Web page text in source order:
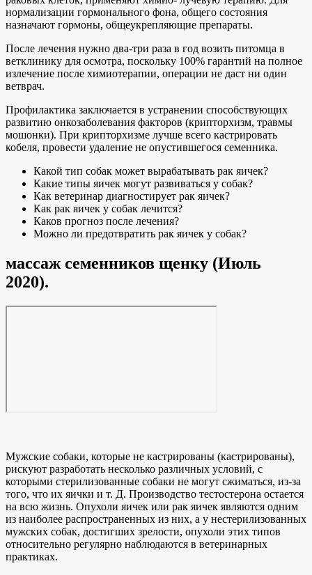
нормализации гормонального фона, общего состояния
назначают гормоны, общеукрепляющие препараты.
После лечения нужно два-три раза в год возить питомца в
ветклинику для осмотра, поскольку 100% гарантий на полное
излечение после химиотерапии, операции не даст ни один
ветврач.
Профилактика заключается в устранении способствующих
развитию онкозаболевания факторов (крипторхизм, травмы
мошонки). При крипторхизме лучше всего кастрировать
кобеля, провести удаление не опустившегося семенника.
Какой тип собак может вырабатывать рак яичек?
Какие типы яичек могут развиваться у собак?
Как ветеринар диагностирует рак яичек?
Как рак яичек у собак лечится?
Каков прогноз после лечения?
Можно ли предотвратить рак яичек у собак?
массаж семенников щенку (Июль
2020).
Мужские собаки, которые не кастрированы (кастрированы),
рискуют разработать несколько различных условий, с
которыми стерилизованные собаки не могут сжиматься, из-за
того, что их яички и т. Д. Производство тестостерона остается
на всю жизнь. Опухоли яичек или рак яичек являются одним
из наиболее распространенных из них, а у нестерилизованных
мужских собак, достигших зрелости, опухоли этих типов
относительно регулярно наблюдаются в ветеринарных
практиках.